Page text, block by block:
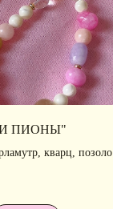
И ПИОНЫ"
кварц,